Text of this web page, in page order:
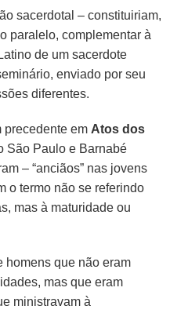
sacerdotal – constituiriam,
paralelo, complementar à
de um sacerdote
enviado por seu
diferentes.
precedente em Atos dos
São Paulo e Barnabé
– “anciãos” nas jovens
o termo não se referindo
mas à maturidade ou
homens que não eram
mas que eram
ministravam à